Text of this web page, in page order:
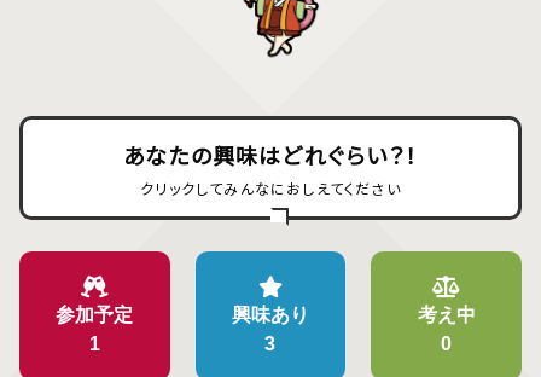
あなたの興味はどれぐらい？！
クリックしてみんなにおしえてください
参加予定
1
興味あり
3
考え中
0